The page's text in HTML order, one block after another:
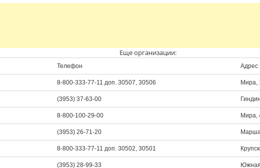
Еще организации:
Телефон Адрес
8-800-333-77-11 доп. 30507, 30506 Мира,
(3953) 37-63-00
8-800-100-29-00 Мира,
(3953) 26-71-20
8-800-333-77-11 доп. 30502, 30501
(3953) 28-99-33